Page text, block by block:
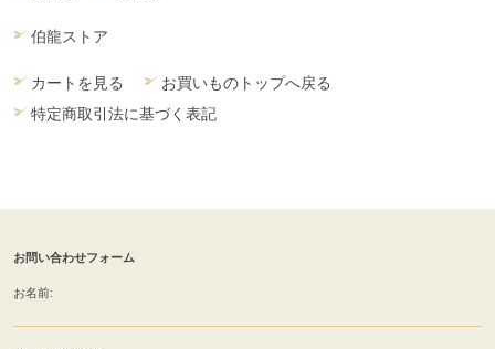
伯龍ストア
カートを見る
お買いものトップへ戻る
特定商取引法に基づく表記
お問い合わせフォーム
お名前: